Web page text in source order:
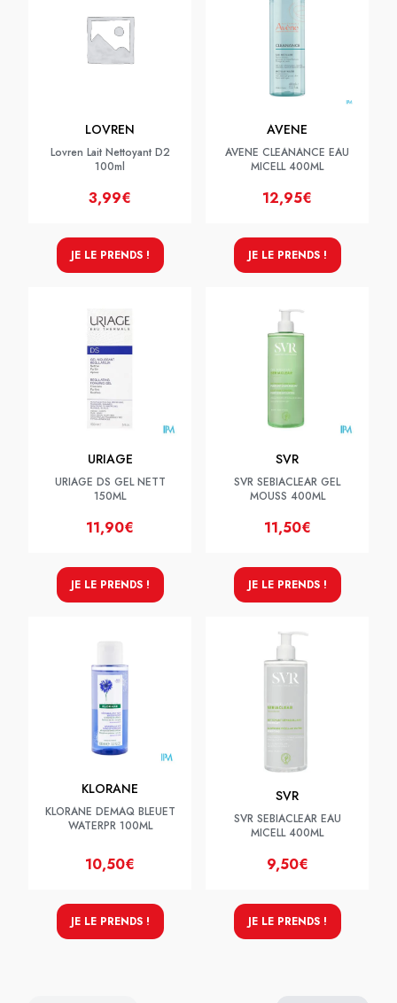
LOVREN
Lovren Lait Nettoyant D2
100ml
3,99€
JE LE PRENDS !
AVENE
AVENE CLEANANCE EAU
MICELL 400ML
12,95€
JE LE PRENDS !
URIAGE
URIAGE DS GEL NETT
150ML
11,90€
JE LE PRENDS !
SVR
SVR SEBIACLEAR GEL
MOUSS 400ML
11,50€
JE LE PRENDS !
KLORANE
KLORANE DEMAQ BLEUET
WATERPR 100ML
10,50€
JE LE PRENDS !
SVR
SVR SEBIACLEAR EAU
MICELL 400ML
9,50€
JE LE PRENDS !